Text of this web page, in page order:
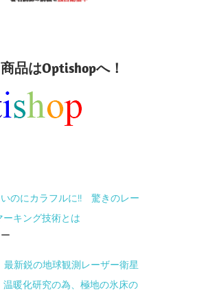
品はOptishopへ！
のにカラフルに!! 驚きのレー
キング技術とは
最新鋭の地球観測レーザー衛星
暖化研究の為、極地の氷床の